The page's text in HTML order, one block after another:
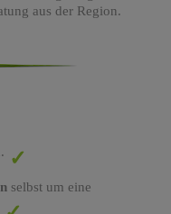
aus der Region.
selbst um eine